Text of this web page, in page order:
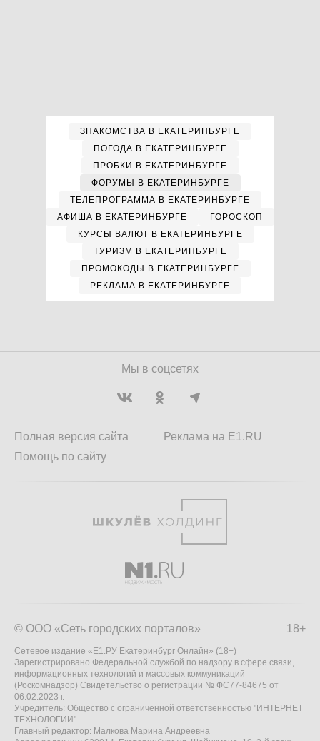
ЗНАКОМСТВА В ЕКАТЕРИНБУРГЕ
ПОГОДА В ЕКАТЕРИНБУРГЕ
ПРОБКИ В ЕКАТЕРИНБУРГЕ
ФОРУМЫ В ЕКАТЕРИНБУРГЕ
ТЕЛЕПРОГРАММА В ЕКАТЕРИНБУРГЕ
АФИША В ЕКАТЕРИНБУРГЕ
ГОРОСКОП
КУРСЫ ВАЛЮТ В ЕКАТЕРИНБУРГЕ
ТУРИЗМ В ЕКАТЕРИНБУРГЕ
ПРОМОКОДЫ В ЕКАТЕРИНБУРГЕ
РЕКЛАМА В ЕКАТЕРИНБУРГЕ
Мы в соцсетях
Полная версия сайта
Помощь по сайту
Реклама на E1.RU
18+
© ООО «Сеть городских порталов»
Сетевое издание «Е1.РУ Екатеринбург Онлайн» (18+)
Зарегистрировано Федеральной службой по надзору в сфере связи,
информационных технологий и массовых коммуникаций
(Роскомнадзор) Свидетельство о регистрации № ФС77-84675 от
06.02.2023 г.
Учредитель: Общество с ограниченной ответственностью "ИНТЕРНЕТ
ТЕХНОЛОГИИ"
Главный редактор: Малкова Марина Андреевна